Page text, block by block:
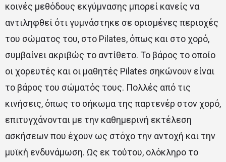
κοινές μεθόδους εκγύμνασης μπορεί κανείς να
αντιληφθεί ότι γυμνάστηκε σε ορισμένες περιοχές
του σώματος του, στο Pilates, όπως και στο χορό,
συμβαίνει ακριβώς το αντίθετο. Το βάρος το οποίο
οι χορευτές και οι μαθητές Pilates σηκώνουν είναι
το βάρος του σώματός τους. Πολλές από τις
κινήσεις, όπως το σήκωμα της παρτενέρ στον χορό,
επιτυγχάνονται με την καθημερινή εκτέλεση
ασκήσεων που έχουν ως στόχο την αντοχή και την
μυϊκή ενδυνάμωση. Ως εκ τούτου, ολόκληρο το